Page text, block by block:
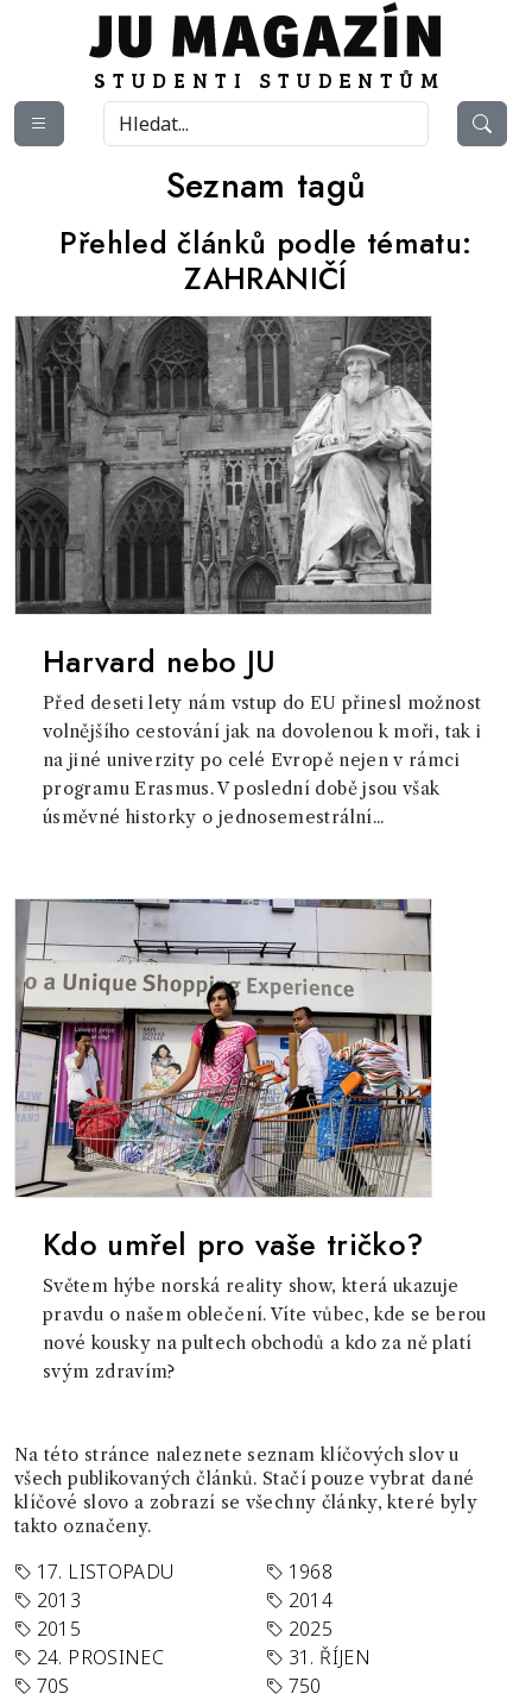
Seznam tagů
Přehled článků podle tématu:
ZAHRANIČÍ
Harvard nebo JU
Před deseti lety nám vstup do EU přinesl možnost
volnějšího cestování jak na dovolenou k moři, tak i
na jiné univerzity po celé Evropě nejen v rámci
programu Erasmus. V poslední době jsou však
úsměvné historky o jednosemestrální...
Kdo umřel pro vaše tričko?
Světem hýbe norská reality show, která ukazuje
pravdu o našem oblečení. Víte vůbec, kde se berou
nové kousky na pultech obchodů a kdo za ně platí
svým zdravím?
Na této stránce naleznete seznam klíčových slov u
všech publikovaných článků. Stačí pouze vybrat dané
klíčové slovo a zobrazí se všechny články, které byly
takto označeny.
17. LISTOPADU
1968
2013
2014
2015
2025
24. PROSINEC
31. ŘÍJEN
70S
750